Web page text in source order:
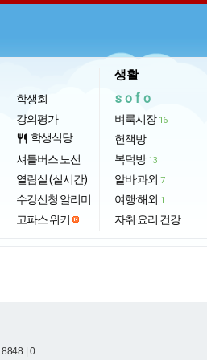
학생회
강의평가
restaurant 학생식당
셔틀버스 노선
열람실 (실시간)
수강신청 알리미
고파스 위키
생활
sofo
벼룩시장 16
헌책방
복덕방 13
알바·과외 7
여행·해외 1
자취·요리·건강
| 0